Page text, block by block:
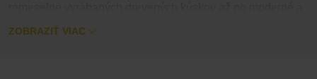
Každý stojan je navrhnutý tak, aby nielen bezpečne
ZOBRAZIŤ VIAC